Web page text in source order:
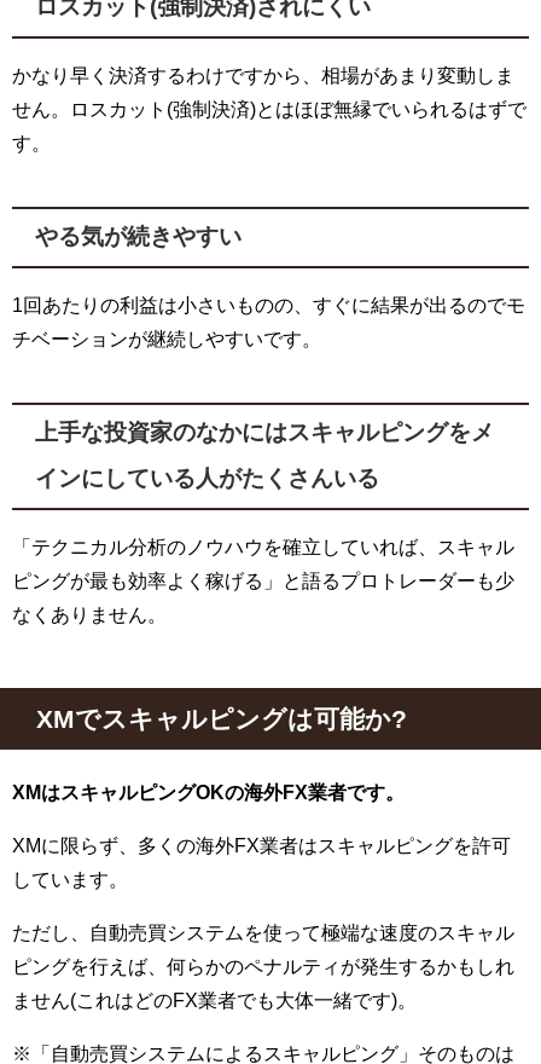
ロスカット(強制決済)されにくい
かなり早く決済するわけですから、相場があまり変動しま
せん。ロスカット(強制決済)とはほぼ無縁でいられるはずで
す。
やる気が続きやすい
1回あたりの利益は小さいものの、すぐに結果が出るのでモ
チベーションが継続しやすいです。
上手な投資家のなかにはスキャルピングをメ
インにしている人がたくさんいる
「テクニカル分析のノウハウを確立していれば、スキャル
ピングが最も効率よく稼げる」と語るプロトレーダーも少
なくありません。
XMでスキャルピングは可能か?
XMはスキャルピングOKの海外FX業者です。
XMに限らず、多くの海外FX業者はスキャルピングを許可
しています。
ただし、自動売買システムを使って極端な速度のスキャル
ピングを行えば、何らかのペナルティが発生するかもしれ
ません(これはどのFX業者でも大体一緒です)。
※「自動売買システムによるスキャルピング」そのものは